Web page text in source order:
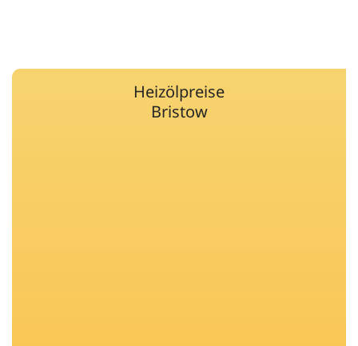
Heizölpreise
Bristow